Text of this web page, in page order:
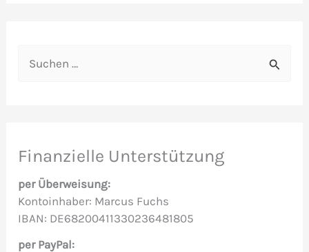
e
n
a
c
Finanzielle Unterstützung
per Überweisung:
Kontoinhaber: Marcus Fuchs
IBAN: DE68200411330236481805
per PayPal: